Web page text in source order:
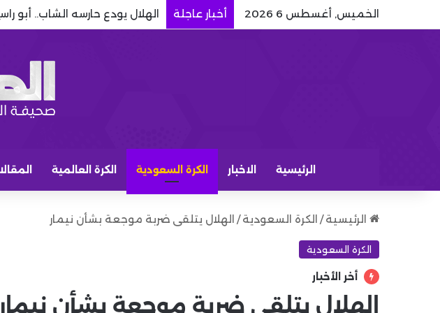
الخميس, أغسطس 6 2026 أخبار عاجلة الهلال يودع حارسه الشاب.. أبو
الرئيسية الاخبار الكرة السعودية الكرة العالمية
الرئيسية / الكرة السعودية / الهلال يتلقى ضربة موجعة بشأن نيمار
الكرة السعودية
أخر الأخبار
الهلال يتلقى ضربة موجعة بشأن نيمار